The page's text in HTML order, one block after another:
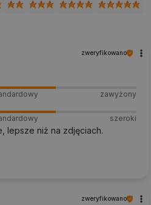
zweryfikowano
zawyżony
szeroki
lepsze niż na zdjęciach.
zweryfikowano